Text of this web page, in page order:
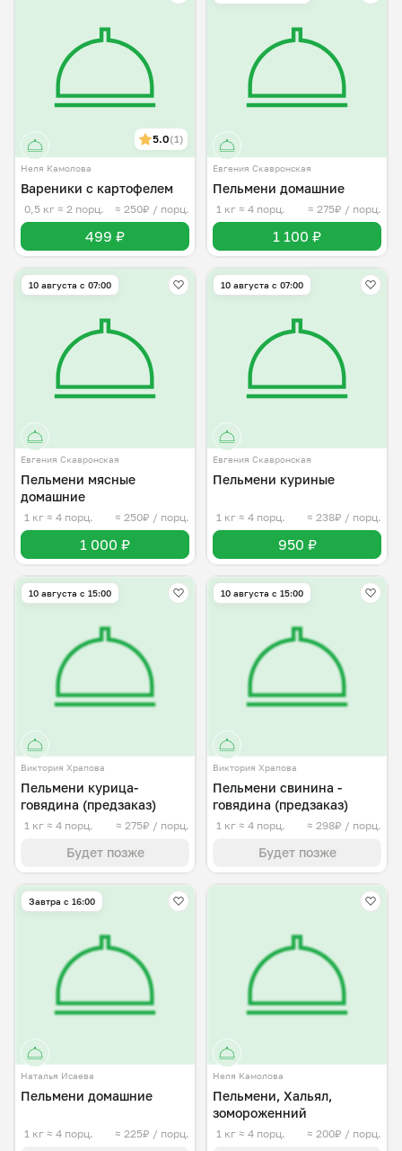
5.0(1)
Неля Камолова
Вареники с картофелем
0,5 кг ≈ 2 порц. ≈ 250₽ / порц.
499 ₽
Евгения Скавронская
Пельмени домашние
1 кг ≈ 4 порц. ≈ 275₽ / порц.
1 100 ₽
10 августа с 07:00
Евгения Скавронская
Пельмени мясные
домашние
1 кг ≈ 4 порц. ≈ 250₽ / порц.
1 000 ₽
10 августа с 07:00
Евгения Скавронская
Пельмени куриные
1 кг ≈ 4 порц. ≈ 238₽ / порц.
950 ₽
10 августа с 15:00
Виктория Храпова
Пельмени курица-
говядина (предзаказ)
1 кг ≈ 4 порц. ≈ 275₽ / порц.
Будет позже
10 августа с 15:00
Виктория Храпова
Пельмени свинина -
говядина (предзаказ)
1 кг ≈ 4 порц. ≈ 298₽ / порц.
Будет позже
Завтра c 16:00
Наталья Исаева
Пельмени домашние
1 кг ≈ 4 порц. ≈ 225₽ / порц.
Неля Камолова
Пельмени, Хальял,
зомороженний
1 кг ≈ 4 порц. ≈ 200₽ / порц.